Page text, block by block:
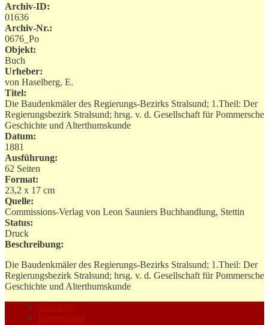
Archiv-ID:
01636
Archiv-Nr.:
0676_Po
Objekt:
Buch
Urheber:
von Haselberg, E.
Titel:
Die Baudenkmäler des Regierungs-Bezirks Stralsund; 1.Theil: Der
Regierungsbezirk Stralsund; hrsg. v. d. Gesellschaft für Pommersche
Geschichte und Alterthumskunde
Datum:
1881
Ausführung:
62 Seiten
Format:
23,2 x 17 cm
Quelle:
Commissions-Verlag von Leon Sauniers Buchhandlung, Stettin
Status:
Druck
Beschreibung:
Die Baudenkmäler des Regierungs-Bezirks Stralsund; 1.Theil: Der
Regierungsbezirk Stralsund; hrsg. v. d. Gesellschaft für Pommersche
Geschichte und Alterthumskunde
Startseite
Datenschutz